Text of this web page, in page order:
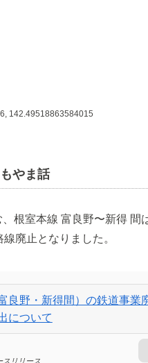
142.49518863584015
やま話
、根室本線 富良野〜新得 間
廃止となりました。
良野・新得間）の鉄道事業
について
スリリース